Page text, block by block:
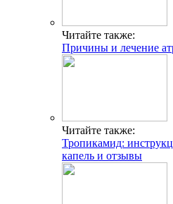
Читайте также:
Причины и лечение
Читайте также:
Тропикамид:
капель и отзывы